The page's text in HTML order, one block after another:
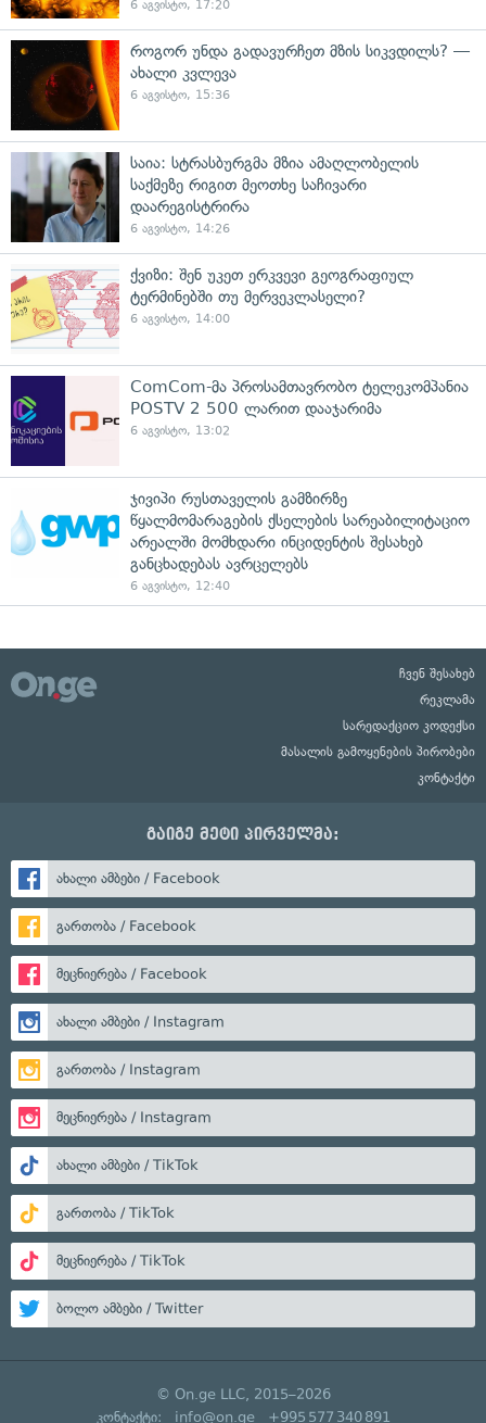
6 აგვისტო, 17:20
როგორ უნდა გადავურჩეთ მზის სიკვდილს? —
ახალი კვლევა
6 აგვისტო, 15:36
საია: სტრასბურგმა მზია ამაღლობელის
საქმეზე რიგით მეოთხე საჩივარი
დაარეგისტრირა
6 აგვისტო, 14:26
ქვიზი: შენ უკეთ ერკვევი გეოგრაფიულ
ტერმინებში თუ მერვეკლასელი?
6 აგვისტო, 14:00
ComCom-მა პროსამთავრობო ტელეკომპანია
POSTV 2 500 ლარით დააჯარიმა
6 აგვისტო, 13:02
ჯივიპი რუსთაველის გამზირზე
წყალმომარაგების ქსელების სარეაბილიტაციო
არეალში მომხდარი ინციდენტის შესახებ
განცხადებას ავრცელებს
6 აგვისტო, 12:40
ჩვენ შესახებ
რეკლამა
სარედაქციო კოდექსი
მასალის გამოყენების პირობები
კონტაქტი
გაიგე მეტი პირველმა:
ახალი ამბები / Facebook
გართობა / Facebook
მეცნიერება / Facebook
ახალი ამბები / Instagram
გართობა / Instagram
მეცნიერება / Instagram
ახალი ამბები / TikTok
გართობა / TikTok
მეცნიერება / TikTok
ბოლო ამბები / Twitter
© On.ge LLC, 2015–2026
კონტაქტი: info@on.ge +995 577 340 891